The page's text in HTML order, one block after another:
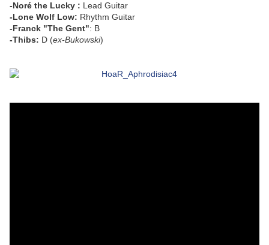
-Noré the Lucky : Lead Guitar
-Lone Wolf Low: Rhythm Guitar
-Franck "The Gent": B
-Thibs: D (ex-Bukowski)